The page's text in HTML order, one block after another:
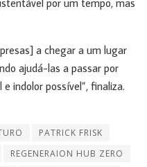
a chegar a um lugar
ajudá-las a passar por
indolor possível”, finaliza.
PATRICK FRISK
REGENERAION HUB ZERO